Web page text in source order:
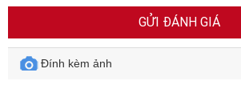
GỬI ĐÁNH GIÁ
Đính kèm ảnh